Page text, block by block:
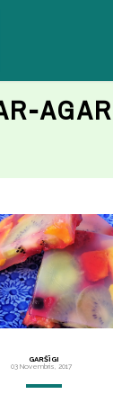
AGAR
GARŠĪGI
03 Novembris, 2017